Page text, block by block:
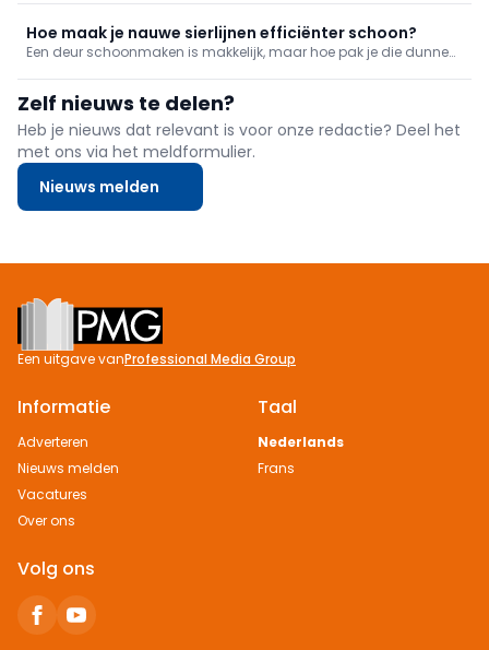
gaan we mee met een asbestdeskundige.
Hoe maak je nauwe sierlijnen efficiënter schoon?
Een deur schoonmaken is makkelijk, maar hoe pak je die dunne
Zelf nieuws te delen?
Heb je nieuws dat relevant is voor onze redactie? Deel het
met ons via het meldformulier.
Nieuws melden
Footer
Een uitgave vanProfessional Media Group
Informatie
Adverteren
Nieuws melden
Vacatures
Over ons
Taal
Nederlands
Frans
Volg ons